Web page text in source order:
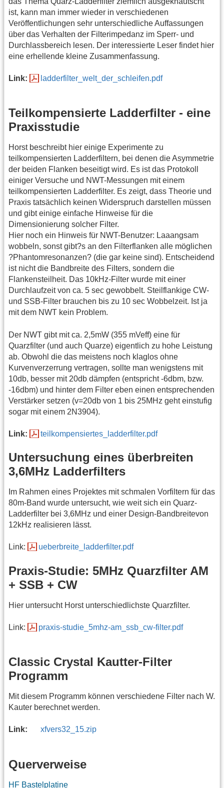
ist, kann man immer wieder in verschiedenen
Veröffentlichungen sehr unterschiedliche Auffassungen
über das Verhalten der Filterimpedanz im Sperr- und
Durchlassbereich lesen. Der interessierte Leser findet hier
eine erhellende kleine Zusammenfassung.
Link: ladderfilter_welt_der_schleifen.pdf
Teilkompensierte Ladderfilter - eine
Praxisstudie
Horst beschreibt hier einige Experimente zu
teilkompensierten Ladderfiltern, bei denen die Asymmetrie
der beiden Flanken beseitigt wird. Es ist das Protokoll
einiger Versuche und NWT-Messungen mit einem
teilkompensierten Ladderfilter. Es zeigt, dass Theorie und
Praxis tatsächlich keinen Widerspruch darstellen müssen
und gibt einige einfache Hinweise für die
Dimensionierung solcher Filter.
Hier noch ein Hinweis für NWT-Benutzer: Laaangsam
wobbeln, sonst gibt?s an den Filterflanken alle möglichen
?Phantomresonanzen? (die gar keine sind). Entscheidend
ist nicht die Bandbreite des Filters, sondern die
Flankensteilheit. Das 10kHz-Filter wurde mit einer
Durchlaufzeit von ca. 5 sec gewobbelt. Steilflankige CW-
und SSB-Filter brauchen bis zu 10 sec Wobbelzeit. Ist ja
mit dem NWT kein Problem.
Der NWT gibt mit ca. 2,5mW (355 mVeff) eine für
Quarzfilter (und auch Quarze) eigentlich zu hohe Leistung
ab. Obwohl die das meistens noch klaglos ohne
Kurvenverzerrung vertragen, sollte man wenigstens mit
10db, besser mit 20db dämpfen (entspricht -6dbm, bzw.
-16dbm) und hinter dem Filter eben einen entsprechenden
Verstärker setzen (v=20db von 1 bis 25MHz geht einstufig
sogar mit einem 2N3904).
Link: teilkompensiertes_ladderfilter.pdf
Untersuchung eines überbreiten
3,6MHz Ladderfilters
Im Rahmen eines Projektes mit schmalen Vorfiltern für das
80m-Band wurde untersucht, wie weit sich ein Quarz-
Ladderfilter bei 3,6MHz und einer Design-Bandbreitevon
12kHz realisieren lässt.
Link: ueberbreite_ladderfilter.pdf
Praxis-Studie: 5MHz Quarzfilter AM
+ SSB + CW
Hier untersucht Horst unterschiedlichste Quarzfilter.
Link: praxis-studie_5mhz-am_ssb_cw-filter.pdf
Classic Crystal Kautter-Filter
Programm
Mit diesem Programm können verschiedene Filter nach W.
Kauter berechnet werden.
Link: xfvers32_15.zip
Querverweise
HF Bastelplatine